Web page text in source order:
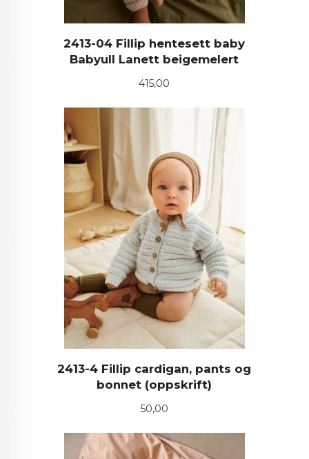
2413-04 Fillip hentesett baby
Babyull Lanett beigemelert
Pris
415,00
2413-4 Fillip cardigan, pants og
bonnet (oppskrift)
Pris
50,00